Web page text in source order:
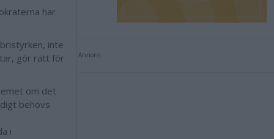
har
inte
gör rätt för
om det
behövs
i
Annons: